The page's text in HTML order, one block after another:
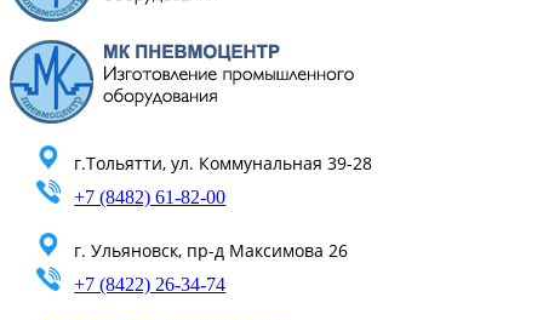
г.Тольятти, ул. Коммунальная 39-28
+7 (8482) 61-82-00
г. Ульяновск, пр-д Максимова 26
+7 (8422) 26-34-74